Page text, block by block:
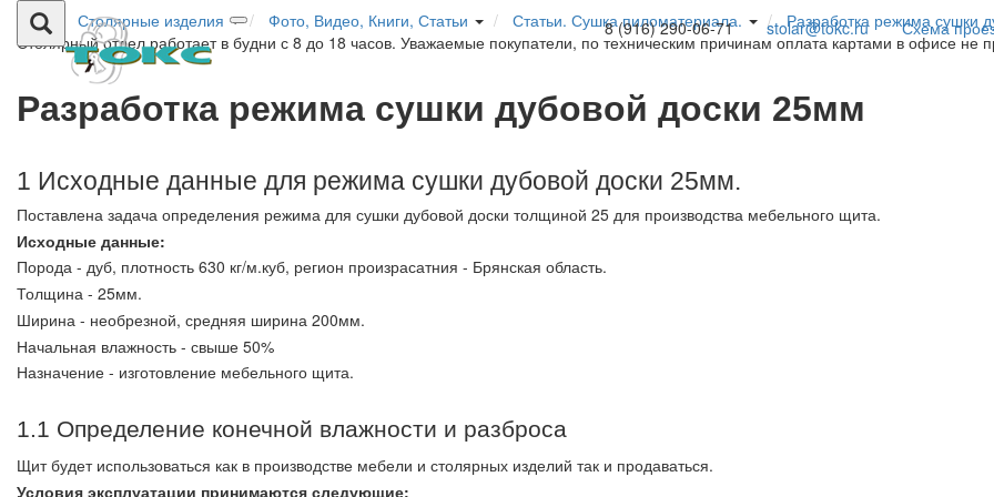
8 (916) 290-06-71 stolar@tokc.ru Схема
Столярные изделия Фото, Видео, Книги, Статьи Статьи. Сушка пиломатериала.
Разработка режима сушки
Столярный отдел работает в будни с 8 до 18 часов. Уважаемые покупатели, по техническим причинам оплата картами в офисе не
Разработка режима сушки дубовой доски 25мм
1 Исходные данные для режима сушки дубовой доски 25мм.
Поставлена задача определения режима для сушки дубовой доски толщиной 25 для производства мебельного щита.
Исходные данные:
Порода - дуб, плотность 630 кг/м.куб, регион произрасатния - Брянская область.
Толщина - 25мм.
Ширина - необрезной, средняя ширина 200мм.
Начальная влажность - свыше 50%
Назначение - изготовление мебельного щита.
1.1 Определение конечной влажности и разброса
Щит будет использоваться как в производстве мебели и столярных изделий так и продаваться.
Условия эксплуатации принимаются следующие: